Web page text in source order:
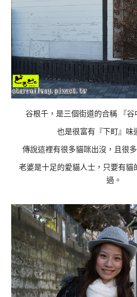
谷根千，是三個街道的合稱 『谷
也是很富有『下町』味
傳說這裡有很多貓咪出沒，且很
老婆是十足的愛貓人士，只要有貓
過。